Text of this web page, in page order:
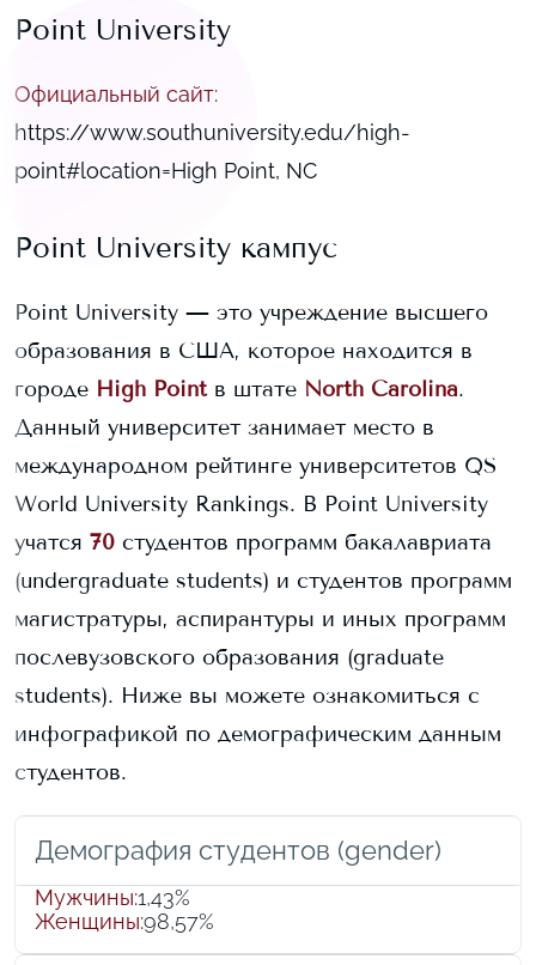
Point University
Официальный сайт:
https://www.southuniversity.edu/high-
point#location=High Point, NC
Point University кампус
Point University — это учреждение высшего
образования в США, которое находится в
городе High Point в штате North Carolina.
Данный университет занимает место в
международном рейтинге университетов QS
World University Rankings. В Point University
учатся 70 студентов программ бакалавриата
(undergraduate students) и студентов программ
магистратуры, аспирантуры и иных программ
послевузовского образования (graduate
students). Ниже вы можете ознакомиться с
инфографикой по демографическим данным
студентов.
Демография студентов (gender)
Мужчины:1,43%
Женщины:98,57%